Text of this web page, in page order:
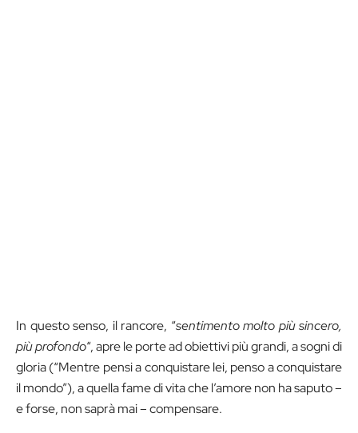
In questo senso, il rancore, “sentimento molto più sincero,
più profondo“, apre le porte ad obiettivi più grandi, a sogni di
gloria (“Mentre pensi a conquistare lei, penso a conquistare
il mondo”), a quella fame di vita che l’amore non ha saputo –
e forse, non saprà mai – compensare.